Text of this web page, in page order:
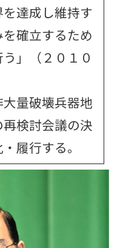
達成し維持す
確立するため
」（２０１０
量破壊兵器地
検討会議の決
履行する。